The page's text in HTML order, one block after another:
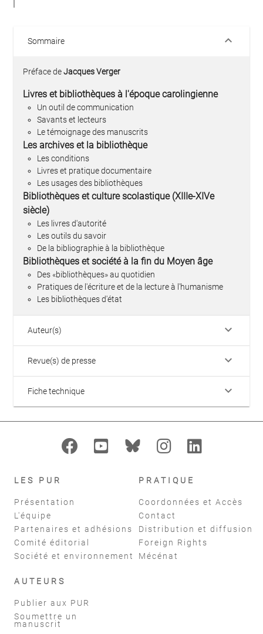
Sommaire keyboard_arrow_down
Préface deJacques Verger
Livres et bibliothèques à l'époque carolingienne
Un outil de communication
Savants et lecteurs
Le témoignage des manuscrits
Les archives et la bibliothèque
Les conditions
Livres et pratique documentaire
Les usages des bibliothèques
Bibliothèques et culture scolastique (XIIIe-XIVe
siècle)
Les livres d'autorité
Les outils du savoir
De la bibliographie à la bibliothèque
Bibliothèques et société à la fin du Moyen âge
Des «bibliothèques» au quotidien
Pratiques de l'écriture et de la lecture à l'humanisme
Les bibliothèques d'état
Auteur(s) keyboard_arrow_down
Revue(s) de presse keyboard_arrow_down
Fiche technique keyboard_arrow_down
LES PUR
Présentation
L'équipe
Partenaires et adhésions
Comité éditorial
Société et environnement
PRATIQUE
Coordonnées et Accès
Contact
Distribution et diffusion
Foreign Rights
Mécénat
AUTEURS
Publier aux PUR
Soumettre un
manuscrit